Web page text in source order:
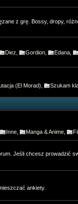
z grę. Bossy, dropy,
Diez Gordion Edana
(El Morad) Szukam
Inne Manga & Anime
Jeśli chcesz prowadzić
ankiety.
na
że
was ⚔️KO-
Mart